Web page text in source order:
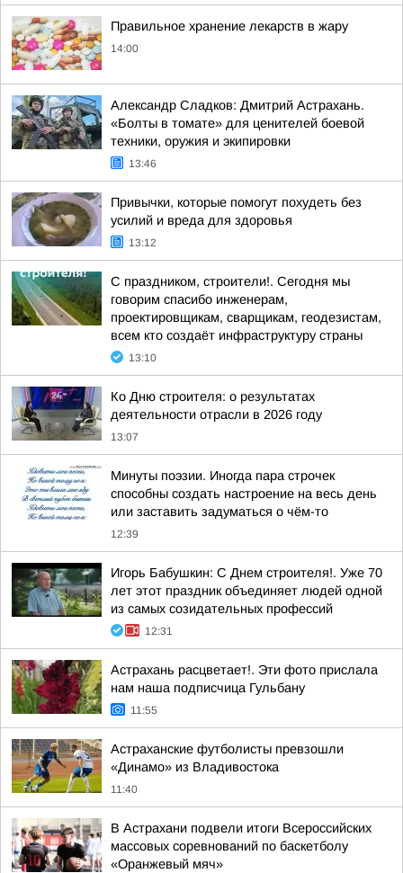
Правильное хранение лекарств в жару
14:00
Александр Сладков: Дмитрий Астрахань.
«Болты в томате» для ценителей боевой
техники, оружия и экипировки
13:46
Привычки, которые помогут похудеть без
усилий и вреда для здоровья
13:12
С праздником, строители!. Сегодня мы
говорим спасибо инженерам,
проектировщикам, сварщикам, геодезистам,
всем кто создаёт инфраструктуру страны
13:10
Ко Дню строителя: о результатах
деятельности отрасли в 2026 году
13:07
Минуты поэзии. Иногда пара строчек
способны создать настроение на весь день
или заставить задуматься о чём-то
12:39
Игорь Бабушкин: С Днем строителя!. Уже 70
лет этот праздник объединяет людей одной
из самых созидательных профессий
12:31
Астрахань расцветает!. Эти фото прислала
нам наша подписчица Гульбану
11:55
Астраханские футболисты превзошли
«Динамо» из Владивостока
11:40
В Астрахани подвели итоги Всероссийских
массовых соревнований по баскетболу
«Оранжевый мяч»